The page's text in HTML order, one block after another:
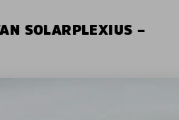
SOLARPLEXIUS –